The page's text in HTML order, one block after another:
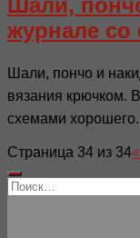
Шали,
журнале со
Шали, пончо и
вязания крючком.
схемами
Страница 34 из 34«
Найти: